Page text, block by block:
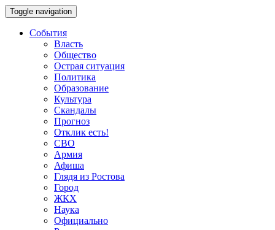
Toggle navigation
События
Власть
Общество
Острая ситуация
Политика
Образование
Культура
Скандалы
Прогноз
Отклик есть!
СВО
Армия
Афиша
Глядя из Ростова
Город
ЖКХ
Наука
Официально